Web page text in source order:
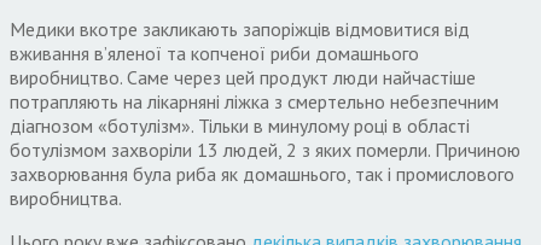
Медики вкотре закликають запоріжців відмовитися від
вживання в’яленої та копченої риби домашнього
виробництво. Саме через цей продукт люди найчастіше
потрапляють на лікарняні ліжка з смертельно небезпечним
діагнозом «ботулізм». Тільки в минулому році в області
ботулізмом захворіли 13 людей, 2 з яких померли. Причиною
захворювання була риба як домашнього, так і промислового
виробництва.